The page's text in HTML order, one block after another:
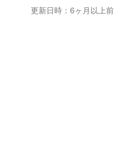
更新日時：6ヶ月以上前